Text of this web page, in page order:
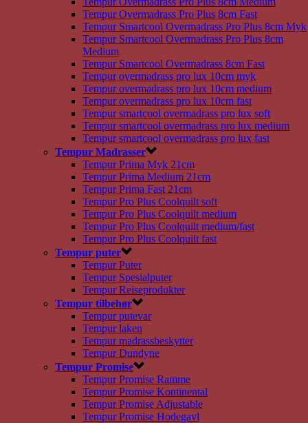
Tempur Overmadrass Pro Plus 8cm Fast
Tempur Smartcool Overmadrass Pro Plus 8cm Myk
Tempur Smartcool Overmadrass Pro Plus 8cm
Medium
Tempur Smartcool Overmadrass 8cm Fast
Tempur overmadrass pro lux 10cm myk
Tempur overmadrass pro lux 10cm medium
Tempur overmadrass pro lux 10cm fast
Tempur smartcool overmadrass pro lux soft
Tempur smartcool overmadrass pro lux medium
Tempur smartcool overmadrass pro lux fast
Tempur Madrasser
Tempur Prima Myk 21cm
Tempur Prima Medium 21cm
Tempur Prima Fast 21cm
Tempur Pro Plus Coolquilt soft
Tempur Pro Plus Coolquilt medium
Tempur Pro Plus Coolquilt medium/fast
Tempur Pro Plus Coolquilt fast
Tempur puter
Tempur Puter
Tempur Spesialputer
Tempur Reiseprodukter
Tempur tilbehør
Tempur putevar
Tempur laken
Tempur madrassbeskytter
Tempur Dundyne
Tempur Promise
Tempur Promise Ramme
Tempur Promise Kontinental
Tempur Promise Adjustable
Tempur Promise Hodegavl